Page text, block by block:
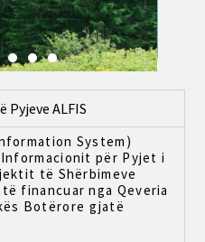
ALFIS
System)
për Pyjet i
të Shërbimeve
financuar nga Qeveria
Botërore gjatë